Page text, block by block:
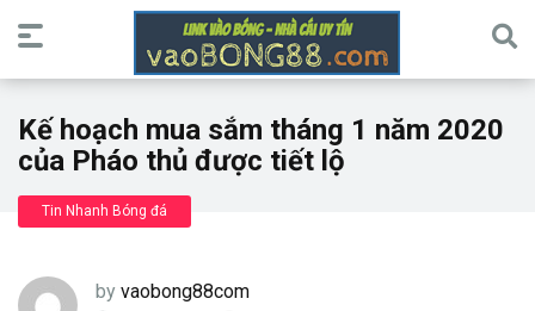
Kế hoạch mua sắm tháng 1 năm 2020
của Pháo thủ được tiết lộ
Tin Nhanh Bóng đá
by vaobong88com